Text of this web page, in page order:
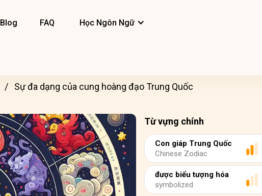
Blog FAQ Học Ngôn Ngữ
Sự đa dạng của cung hoàng đạo Trung Quốc
Từ vựng chính
Con giáp Trung Quốc
Chinese Zodiac
được biểu tượng hóa
symbolized